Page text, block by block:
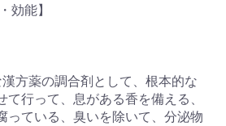
効能】
方薬の調合剤として、根本的な
行って、息がある香を備える、
っている、臭いを除いて、分泌物